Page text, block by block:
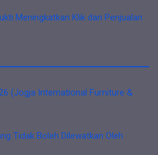
Meningkatkan Klik dan Penjualan
(Jogja International Furniture &
Tidak Boleh Dilewatkan Oleh